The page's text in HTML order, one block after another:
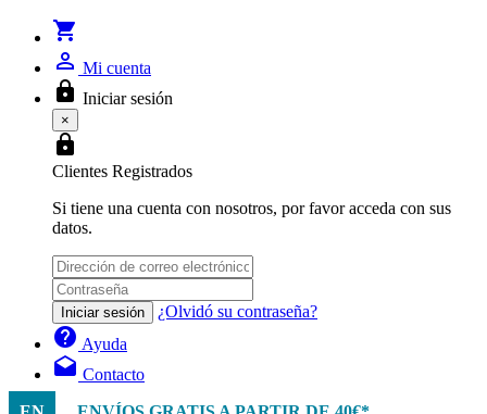
shopping_cart
person_outline Mi cuenta
lock Iniciar sesión
×
lock
Clientes Registrados
Si tiene una cuenta con nosotros, por favor acceda con sus
datos.
Iniciar sesión ¿Olvidó su contraseña?
help Ayuda
drafts Contacto